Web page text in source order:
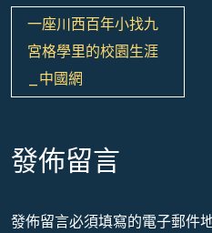
文
章
覽
一座川西百年小找九
宮格學里的校園生涯
_中國網
發佈留言
發佈留言必須填寫的電子郵件